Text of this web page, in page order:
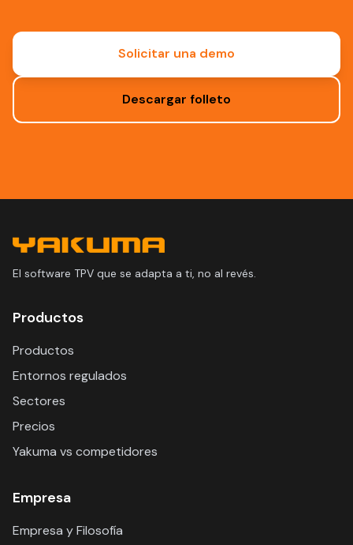
Solicitar una demo
Descargar folleto
El software TPV que se adapta a ti, no al revés.
Productos
Productos
Entornos regulados
Sectores
Precios
Yakuma vs competidores
Empresa
Empresa y Filosofía